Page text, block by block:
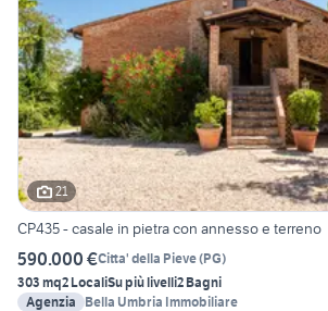
21
CP435 - casale in pietra con annesso e terreno
590.000 €Citta' della Pieve(PG)
303 mq2 LocaliSu più livelli2 Bagni
Agenzia
Bella Umbria Immobiliare